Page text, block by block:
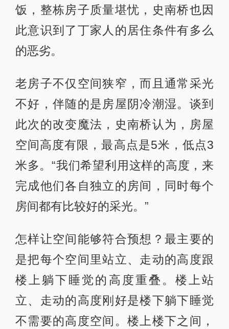
饭，整栋房子质量堪忧，史南桥也因
此意识到了丁家人的居住条件有多么
的恶劣。
老房子不仅空间狭窄，而且通常采光
不好，伴随的是房屋阴冷潮湿。谈到
此次的改变魔法，史南桥认为，房屋
空间高度有限，最高点是5米，低点3
米多。“我们希望利用这样的高度，来
完成他们各自独立的房间，同时每个
房间都有比较好的采光。”
怎样让空间能够符合预想？最主要的
是把每个空间里站立、走动的高度跟
楼上躺下睡觉的高度重叠。楼上站
立、走动的高度刚好是楼下躺下睡觉
不需要的高度空间。楼上楼下之间，